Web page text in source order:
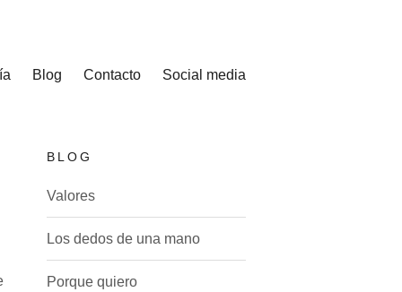
Blog Contacto Social media
BLOG
Valores
Los dedos de una mano
Porque quiero